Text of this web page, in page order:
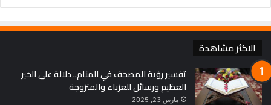
الاكثر مشاهدة
تفسير رؤية المصحف في المنام.. دلالة على الخير
العظيم ورسائل للعزباء والمتزوجة
مارس 23, 2025